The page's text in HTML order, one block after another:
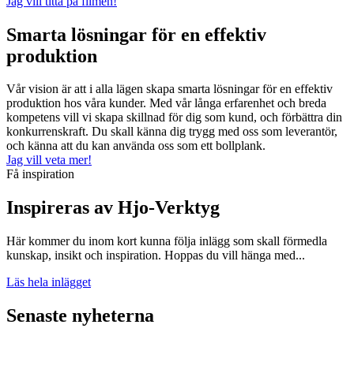
Smarta lösningar för en effektiv
produktion
Vår vision är att i alla lägen skapa smarta lösningar för en effektiv
produktion hos våra kunder. Med vår långa erfarenhet och breda
kompetens vill vi skapa skillnad för dig som kund, och förbättra din
konkurrenskraft. Du skall känna dig trygg med oss som leverantör,
och känna att du kan använda oss som ett bollplank.
Jag vill veta mer!
Få inspiration
Inspireras av Hjo-Verktyg
Här kommer du inom kort kunna följa inlägg som skall förmedla
kunskap, insikt och inspiration. Hoppas du vill hänga med...
Läs hela inlägget
Senaste nyheterna